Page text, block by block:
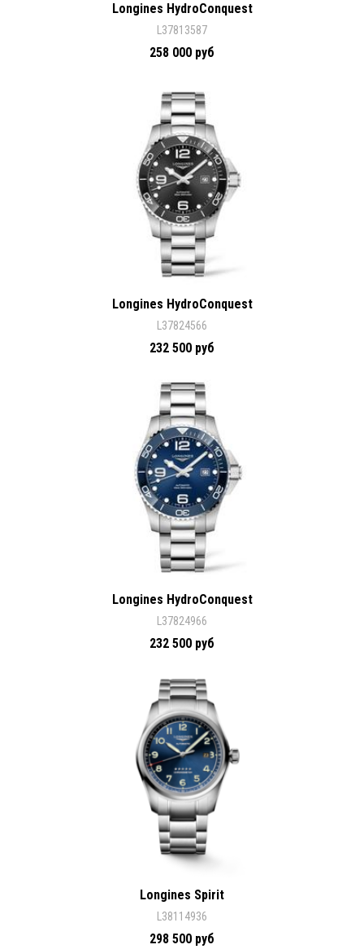
Longines HydroConquest
L37813587
258 000 руб
Longines HydroConquest
L37824566
232 500 руб
Longines HydroConquest
L37824966
232 500 руб
Longines Spirit
L38114936
298 500 руб